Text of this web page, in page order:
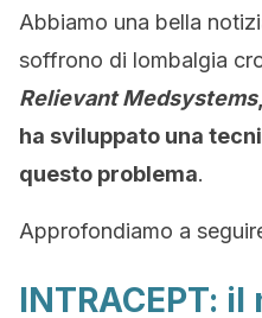
Abbiamo una bella
soffrono di lombalgia
Relievant Medsystems
ha sviluppato una
questo problema.
Approfondiamo a
INTRACEPT: il